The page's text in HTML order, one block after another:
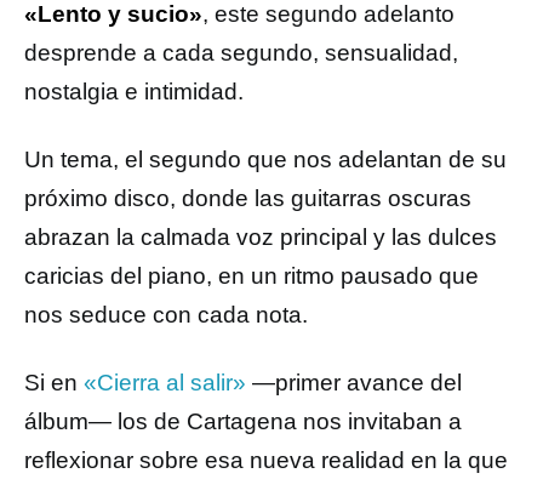
«Lento y sucio», este segundo adelanto
desprende a cada segundo, sensualidad,
nostalgia e intimidad.
Un tema, el segundo que nos adelantan de su
próximo disco, donde las guitarras oscuras
abrazan la calmada voz principal y las dulces
caricias del piano, en un ritmo pausado que
nos seduce con cada nota.
Si en «Cierra al salir» —primer avance del
álbum— los de Cartagena nos invitaban a
reflexionar sobre esa nueva realidad en la que